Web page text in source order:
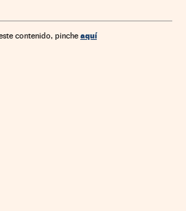
contenido, pinche aquí